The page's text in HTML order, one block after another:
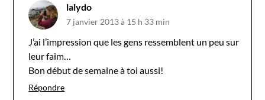
lalydo
7 janvier 2013 à 15 h 33 min
J’ai l’impression que les gens ressemblent un peu sur
leur faim…
Bon début de semaine à toi aussi!
Répondre